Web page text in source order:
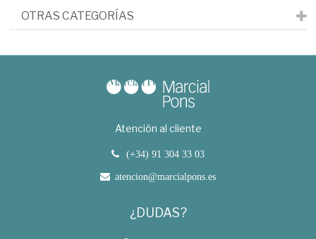
OTRAS CATEGORÍAS
Atención al cliente
(+34) 91 304 33 03
atencion@marcialpons.es
¿DUDAS?